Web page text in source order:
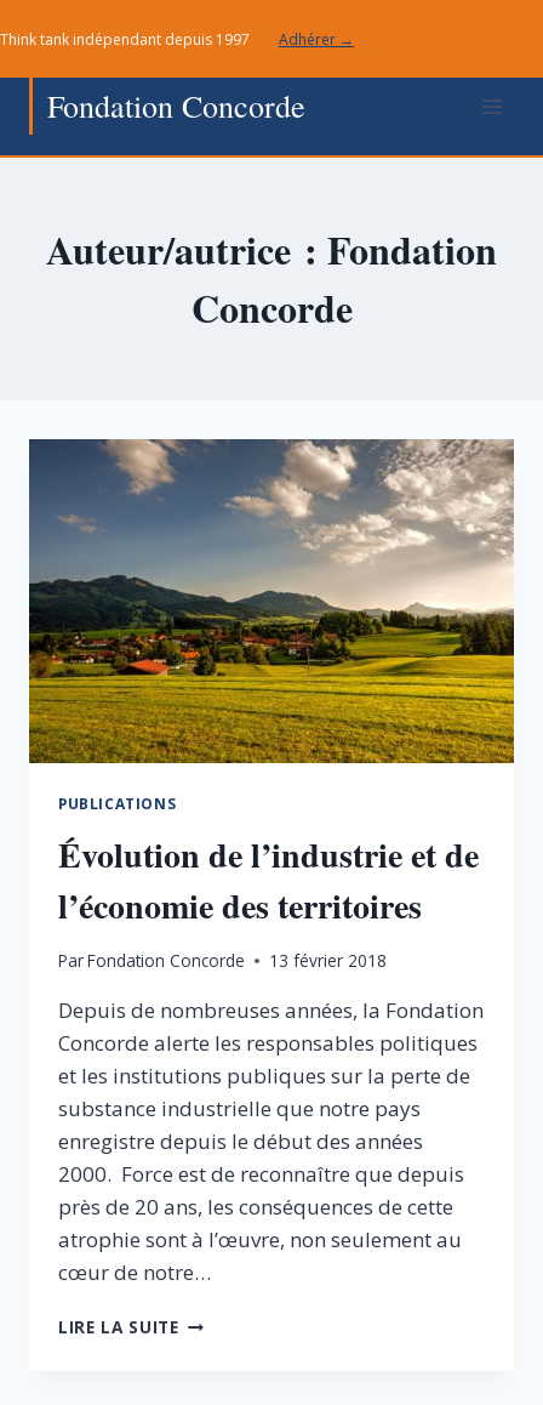
au
contenu
Think tank indépendant depuis 1997 Adhérer →
Fondation Concorde
Auteur/autrice : Fondation
Concorde
PUBLICATIONS
Évolution de l’industrie et de
l’économie des territoires
ParFondation Concorde 13 février 2018
Depuis de nombreuses années, la Fondation
Concorde alerte les responsables politiques
et les institutions publiques sur la perte de
substance industrielle que notre pays
enregistre depuis le début des années
2000. Force est de reconnaître que depuis
près de 20 ans, les conséquences de cette
atrophie sont à l’œuvre, non seulement au
cœur de notre…
LIRE LA SUITEÉVOLUTION